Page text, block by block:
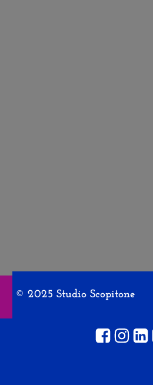
© 2025 Studio Scopitone